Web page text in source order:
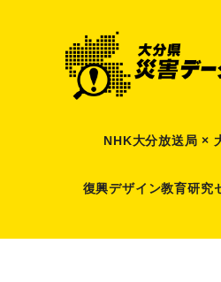
NHK大分放送局 ×
復興デザイン教育研究